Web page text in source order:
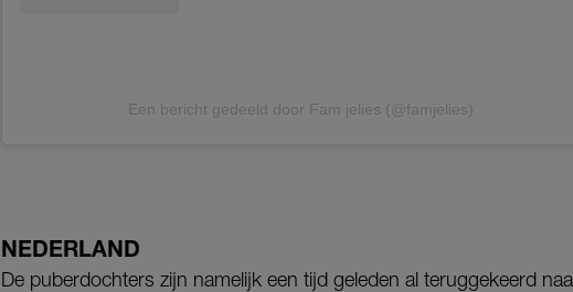
Een bericht gedeeld door Fam jelies (@famjelies)
NEDERLAND
De puberdochters zijn namelijk een tijd geleden al teruggekeerd